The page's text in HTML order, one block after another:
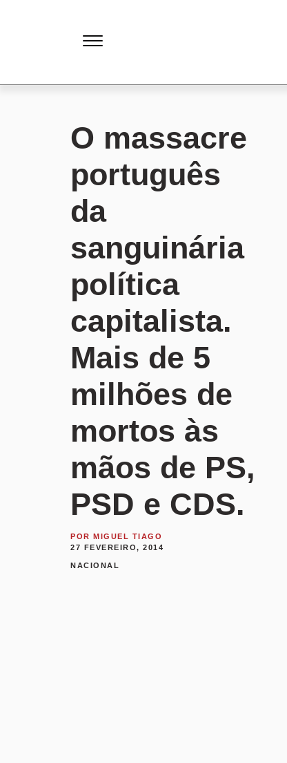
O massacre
português
da
sanguinária
política
capitalista.
Mais de 5
milhões de
mortos às
mãos de PS,
PSD e CDS.
POR MIGUEL TIAGO
27 FEVEREIRO, 2014
NACIONAL